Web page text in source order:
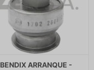
BENDIX ARRANQUE -